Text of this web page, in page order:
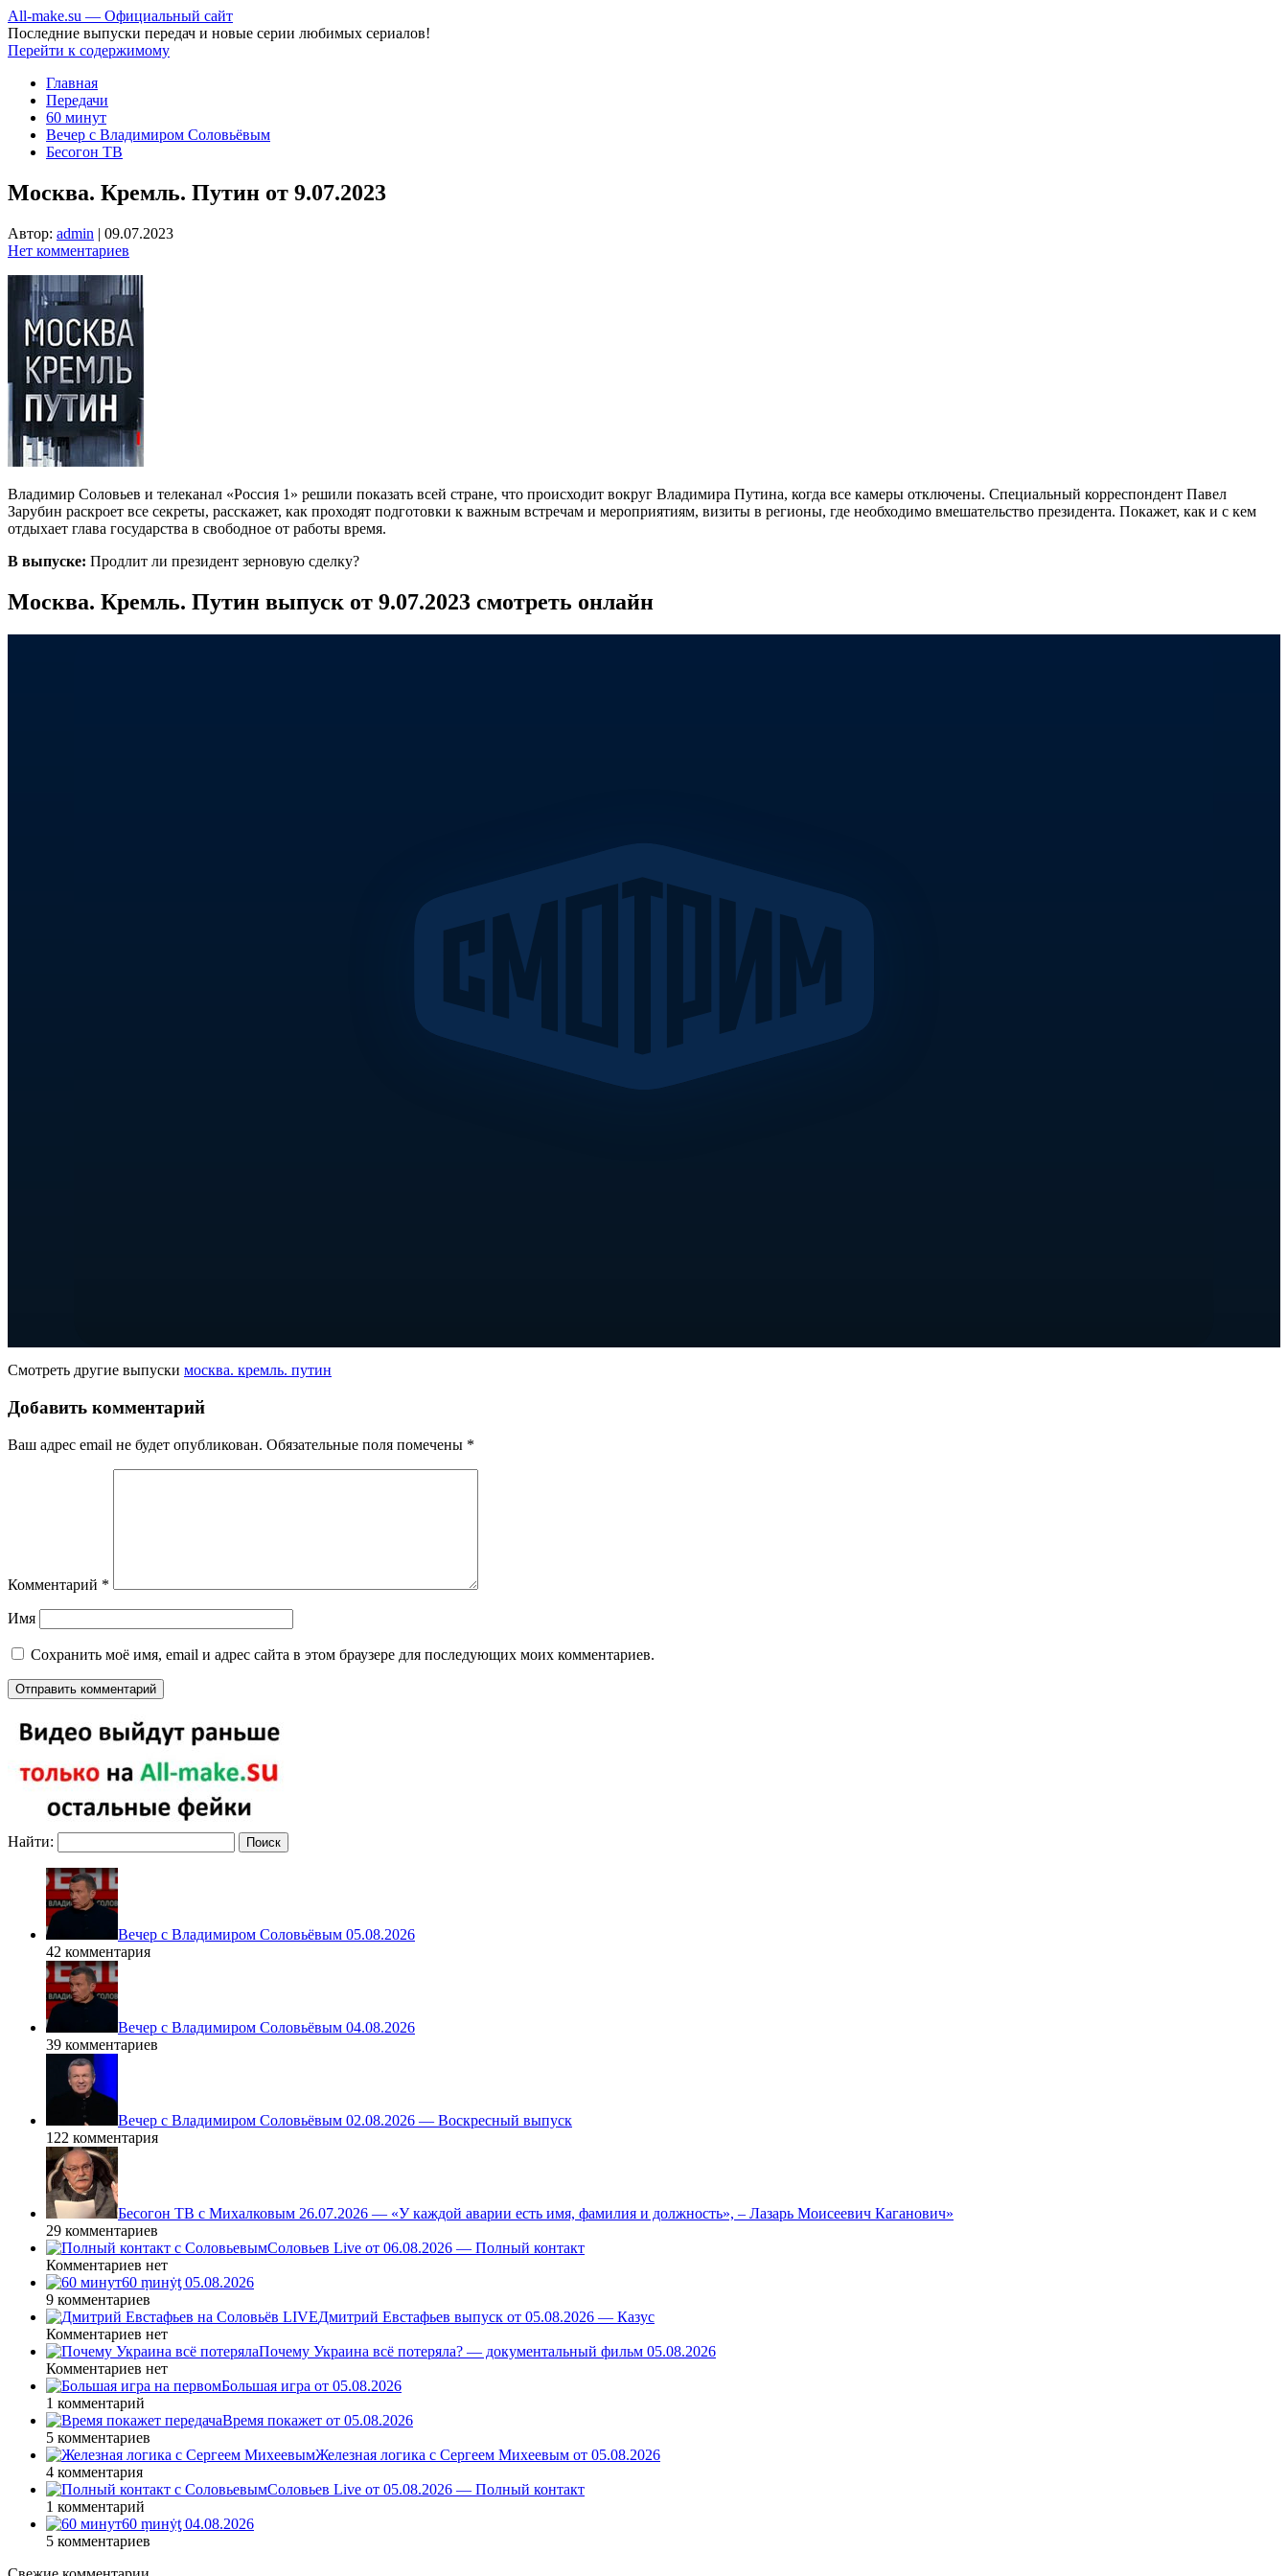
All-make.su — Официальный сайт
Последние выпуски передач и новые серии любимых сериалов!
Перейти к содержимому
Главная
Передачи
60 минут
Вечер с Владимиром Соловьёвым
Бесогон ТВ
Москва. Кремль. Путин от 9.07.2023
Автор: admin | 09.07.2023
Нет комментариев
Владимир Соловьев и телеканал «Россия 1» решили показать всей стране, что происходит вокруг Владимира Путина, когда все камеры отключены. Специальный корреспондент Павел
Зарубин раскроет все секреты, расскажет, как проходят подготовки к важным встречам и мероприятиям, визиты в регионы, где необходимо вмешательство президента. Покажет, как и с кем
отдыхает глава государства в свободное от работы время.
В выпуске: Продлит ли президент зерновую сделку?
Москва. Кремль. Путин выпуск от 9.07.2023 смотреть онлайн
Смотреть другие выпуски москва. кремль. путин
Добавить комментарий
Ваш адрес email не будет опубликован. Обязательные поля помечены *
Комментарий *
Имя
Сохранить моё имя, email и адрес сайта в этом браузере для последующих моих комментариев.
Найти:
Вечер с Владимиром Соловьёвым 05.08.2026
42 комментария
Вечер с Владимиром Соловьёвым 04.08.2026
39 комментариев
Вечер с Владимиром Соловьёвым 02.08.2026 — Воскресный выпуск
122 комментария
Бесогон ТВ с Михалковым 26.07.2026 — «У каждой аварии есть имя, фамилия и должность», – Лазарь Моисеевич Каганович»
29 комментариев
Соловьев Live от 06.08.2026 — Полный контакт
Комментариев нет
60 ṃинẏƫ 05.08.2026
9 комментариев
Дмитрий Евстафьев выпуск от 05.08.2026 — Казус
Комментариев нет
Почему Украина всё потеряла? — документальный фильм 05.08.2026
Комментариев нет
Большая игра от 05.08.2026
1 комментарий
Время покажет от 05.08.2026
5 комментариев
Железная логика с Сергеем Михеевым от 05.08.2026
4 комментария
Соловьев Live от 05.08.2026 — Полный контакт
1 комментарий
60 ṃинẏƫ 04.08.2026
5 комментариев